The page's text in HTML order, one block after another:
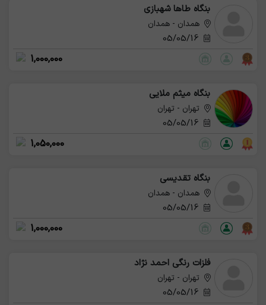
بنگاه طاها شهبازی
همدان - همدان
05/05/16
1,000,000
بنگاه میثم ملایی
تهران - تهران
05/05/16
1,050,000
بنگاه تقدیسی
همدان - همدان
05/05/16
1,000,000
فلزات رنگی احمد نژاد
تهران - تهران
05/05/16